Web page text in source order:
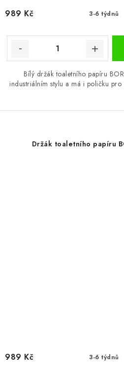
3-6 týdnů
989 Kč
Bílý držák toaletního papíru
industriálním stylu a má i poličku
Držák toaletního papíru
3-6 týdnů
989 Kč